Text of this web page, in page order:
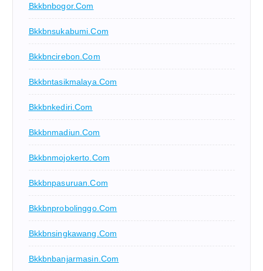
Bkkbnbogor.com
Bkkbnsukabumi.com
Bkkbncirebon.com
Bkkbntasikmalaya.com
Bkkbnkediri.com
Bkkbnmadiun.com
Bkkbnmojokerto.com
Bkkbnpasuruan.com
Bkkbnprobolinggo.com
Bkkbnsingkawang.com
Bkkbnbanjarmasin.com